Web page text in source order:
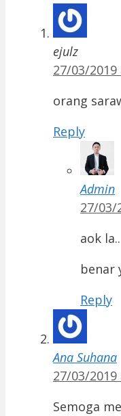
ejulz
27/03/2019
orang
Reply
Admin
27/03/
aok la..
benar
Reply
Ana Suhana
27/03/2019
Semoga